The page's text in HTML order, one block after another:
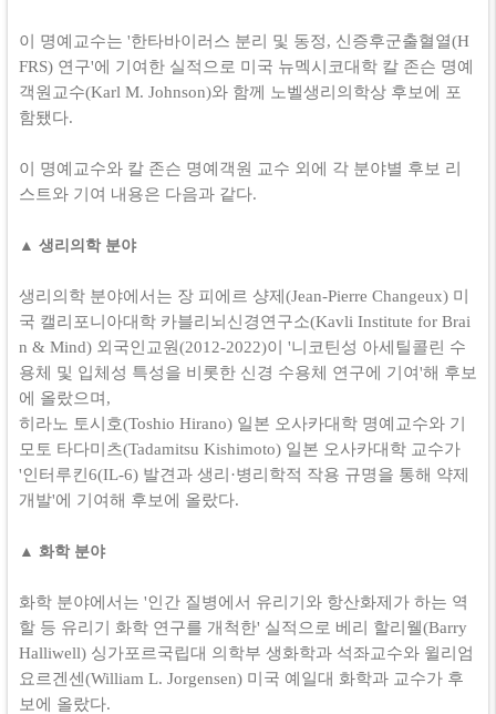
이 명예교수는 '한타바이러스 분리 및 동정, 신증후군출혈열(H
FRS) 연구'에 기여한 실적으로 미국 뉴멕시코대학 칼 존슨 명예
객원교수(Karl M. Johnson)와 함께 노벨생리의학상 후보에 포
함됐다.
이 명예교수와 칼 존슨 명예객원 교수 외에 각 분야별 후보 리
스트와 기여 내용은 다음과 같다.
▲ 생리의학 분야
생리의학 분야에서는 장 피에르 샹제(Jean-Pierre Changeux) 미
국 캘리포니아대학 카블리뇌신경연구소(Kavli Institute for Brai
n & Mind) 외국인교원(2012-2022)이 '니코틴성 아세틸콜린 수
용체 및 입체성 특성을 비롯한 신경 수용체 연구에 기여'해 후보
에 올랐으며,
히라노 토시호(Toshio Hirano) 일본 오사카대학 명예교수와 기
모토 타다미츠(Tadamitsu Kishimoto) 일본 오사카대학 교수가
'인터루킨6(IL-6) 발견과 생리·병리학적 작용 규명을 통해 약제
개발'에 기여해 후보에 올랐다.
▲ 화학 분야
화학 분야에서는 '인간 질병에서 유리기와 항산화제가 하는 역
할 등 유리기 화학 연구를 개척한' 실적으로 베리 할리웰(Barry
Halliwell) 싱가포르국립대 의학부 생화학과 석좌교수와 윌리엄
요르겐센(William L. Jorgensen) 미국 예일대 화학과 교수가 후
보에 올랐다.